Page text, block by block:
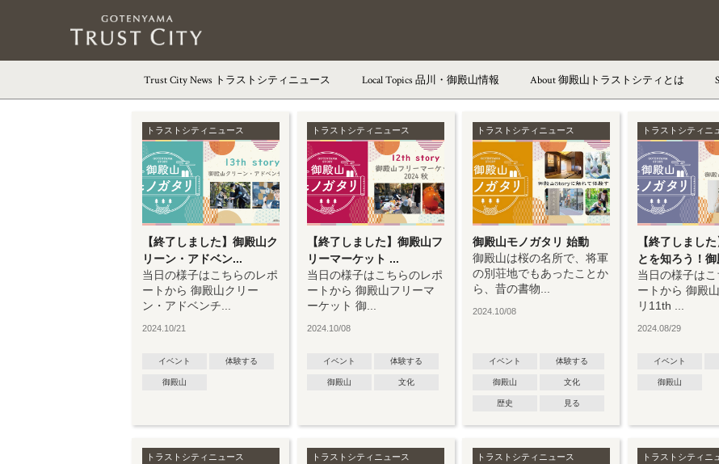
Trust City News トラストシティニュース Local Topics品川・御殿山情報 About御殿山トラストシティとは
御殿山トラストシティ
御殿山トラストタワー
御殿山トラストコート
御殿山庭園
茶室「有時庵」
東京マリオットホテル
ラウンジ＆ダイニング G／
ペストリー＆ベーカリー GGCo.
トラストシティニュース
【終了しました】御殿山ク
リーン・アドベン...
当日の様子はこちらのレポ
ートから 御殿山クリー
ン・アドベンチ...
2024.10/21
イベント 体験する
御殿山
トラストシティニュース
【終了しました】御殿山フ
リーマーケット ...
当日の様子はこちらのレポ
ートから 御殿山フリーマ
ーケット 御...
2024.10/08
イベント 体験する
御殿山 文化
トラストシティニュース
御殿山モノガタリ 始動
御殿山は桜の名所で、将軍
の別荘地でもあったことか
ら、昔の書物...
2024.10/08
イベント 体験する
御殿山 文化
歴史 見る
トラストシティニ
【終了しまし
とを知ろう！御
当日の様子は
ートから 御殿
リ11th ...
2024.08/29
イベント
御殿山
トラストシティニュース トラストシティニュース トラストシティニュース トラストシティニ